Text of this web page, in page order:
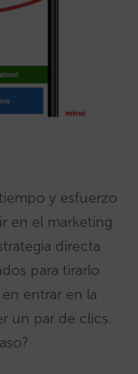
y esfuerzo
en el marketing
directa
para tirarlo
entrar en la
un par de clics.